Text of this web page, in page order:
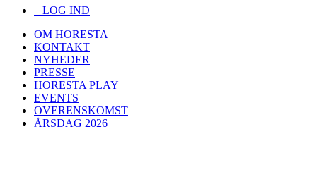
LOG IND
OM HORESTA
KONTAKT
NYHEDER
PRESSE
HORESTA PLAY
EVENTS
OVERENSKOMST
ÅRSDAG 2026